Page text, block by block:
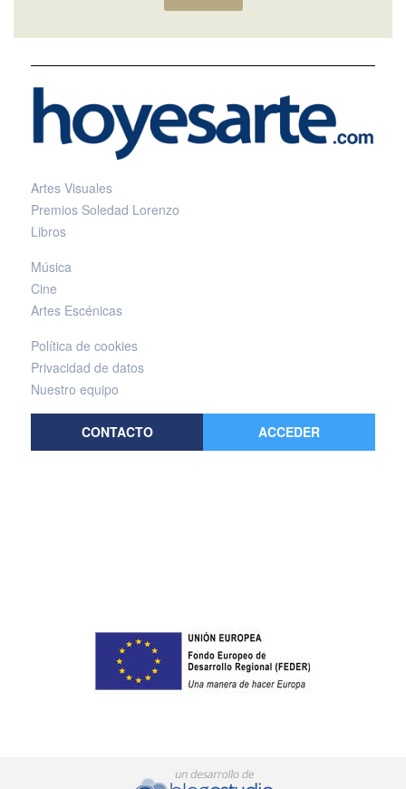
Artes Visuales
Premios Soledad Lorenzo
Libros
Música
Cine
Artes Escénicas
Política de cookies
Privacidad de datos
Nuestro equipo
CONTACTO ACCEDER